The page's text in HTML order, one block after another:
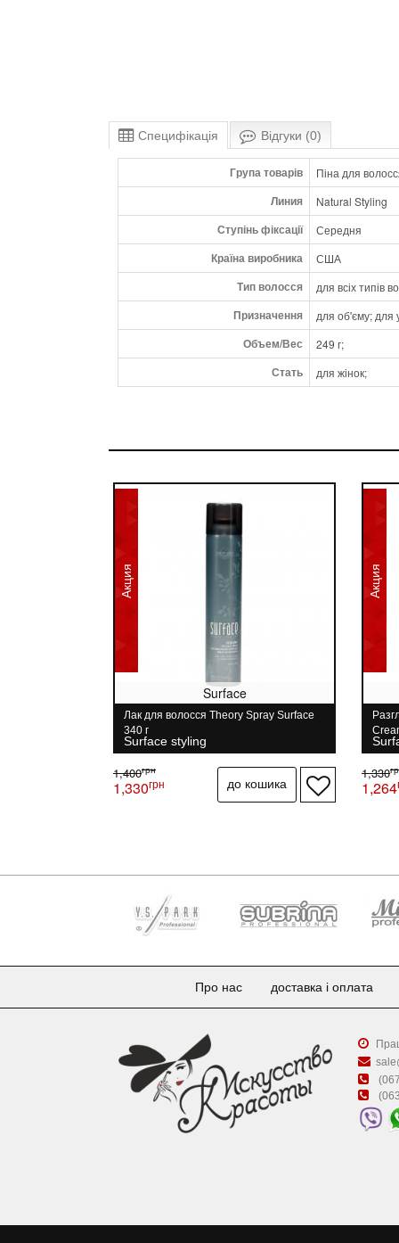
Специфікація Відгуки (0)
Група товарів Піна для
Линия Natural Styling
Ступінь фіксації Середня
Країна виробника США
Тип волосся для всіх типів
Призначення для об'єму; для
Объем/Вес 249 г;
Стать для жінок;
Акция
Surface
Лак для волосся Theory Spray Surface
340 г
Surface styling
1,400грн
1,330грн
Акция
1,330
1,264
Про нас доставка і оплата